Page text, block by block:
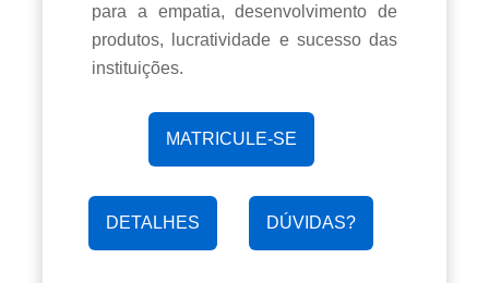
para a empatia, desenvolvimento de
produtos, lucratividade e sucesso das
instituições.
MATRICULE-SE
DETALHES DÚVIDAS?